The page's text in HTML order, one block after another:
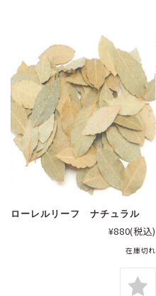
ローレルリーフ ナチュラル
¥880(税込)
在庫切れ